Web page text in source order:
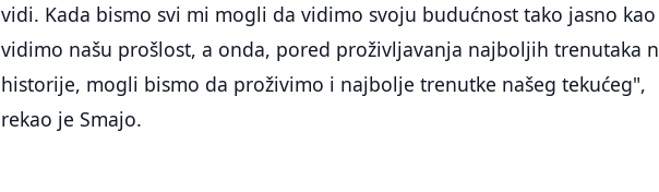
vidi. Kada bismo svi mi mogli da vidimo svoju budućnost tako jasno
vidimo našu prošlost, a onda, pored proživljavanja najboljih trenutaka
historije, mogli bismo da proživimo i najbolje trenutke našeg tekućeg",
rekao je Smajo.